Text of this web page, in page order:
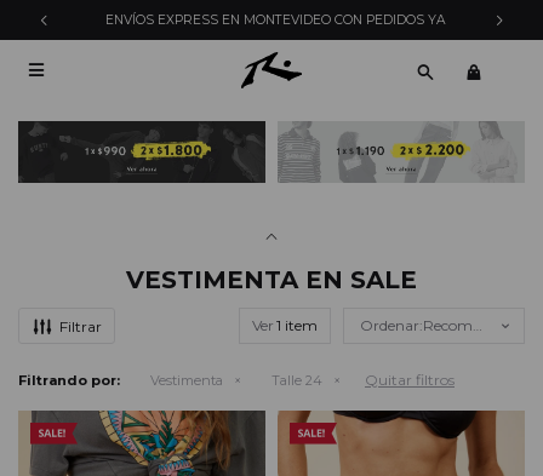
ENVÍOS EXPRESS EN MONTEVIDEO CON PEDIDOS YA

VESTIMENTA EN SALE
Ver Recomendados
Filtrando por: Vestimenta Talle 24 Quitar filtros